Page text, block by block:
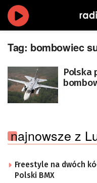
Tag: bombowiec
Polska
najnowsze z
Freestyle na dwóch
Polski BMX